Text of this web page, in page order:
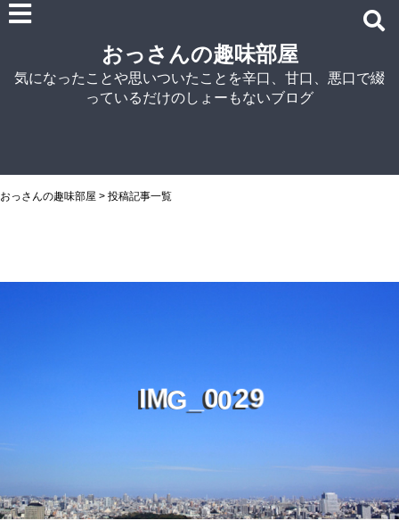
車関連の記事
パソコン関連
自宅でラーメン
NISSIN
おっさんの趣味部屋
気になったことや思いついたことを辛口、甘口、悪口で綴
っているだけのしょーもないブログ
おっさんの趣味部屋 > 投稿記事一覧
IMG 0029